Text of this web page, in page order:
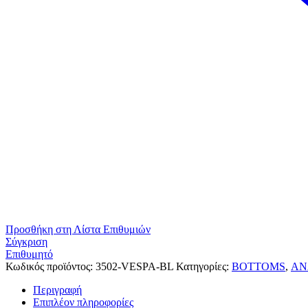
Προσθήκη στη Λίστα Επιθυμιών
Σύγκριση
Επιθυμητό
Κωδικός προϊόντος: 3502-VESPA-BL Κατηγορίες: BOTTOMS,
Περιγραφή
Επιπλέον πληροφορίες